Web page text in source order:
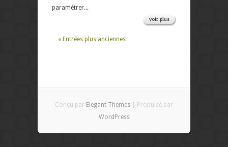
paramétrer...
voir plus
« Entrées plus anciennes
Conçu par Elegant Themes | Propulsé par
WordPress